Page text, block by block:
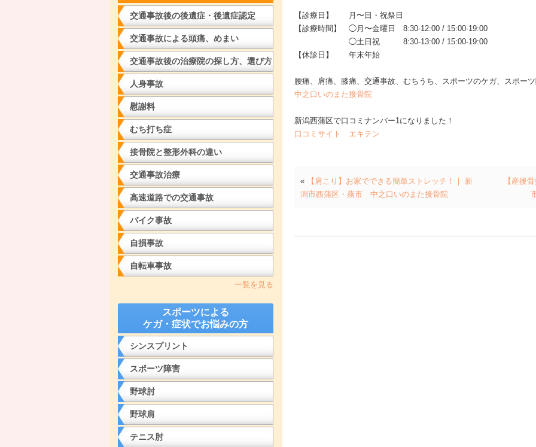
【診療日】 月〜日・祝祭日
【診療時間】 ◯月〜金曜日 8:30-12:00 / 15:00-19:00
◯土日祝 8:30-13:00 / 15:00-19:00
【休診日】 年末年始
腰痛、肩痛、膝痛、交通事故、むちうち、スポーツのケガ、スポー
中之口いのまた接骨院
新潟西蒲区で口コミナンバー1になりました！
口コミサイト エキテン
【産後
«
【肩こり】お家でできる簡単ストレッチ！｜ 新
潟市西蒲区・燕市 中之口いのまた接骨院
交通事故後の後遺症・後遺症認定
交通事故による頭痛、めまい
交通事故後の治療院の探し方、選び方
人身事故
慰謝料
むち打ち症
接骨院と整形外科の違い
交通事故治療
高速道路での交通事故
バイク事故
自損事故
自転車事故
一覧を見る
スポーツによる
ケガ・症状でお悩みの方
シンスプリント
スポーツ障害
野球肘
野球肩
テニス肘